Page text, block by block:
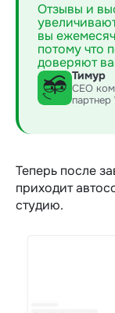
Отзывы и
вы
потому что
доверяют
Тимур
CEO
Теперь после
приходит
студию.